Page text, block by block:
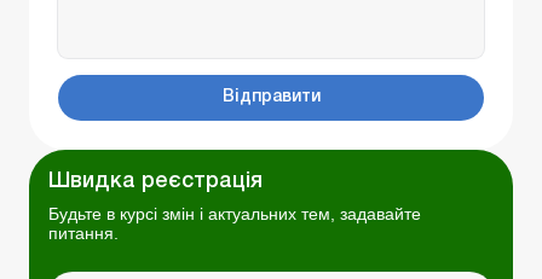
Відправити
Швидка реєстрація
Будьте в курсі змін і актуальних тем, задавайте
питання.